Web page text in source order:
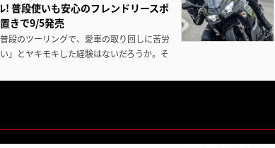
普段使いも安心のフレンドリースポ
きで9/5発売
段のツーリングで、愛車の取り回しに苦労
」とヤキモキした経験はないだろうか。そ